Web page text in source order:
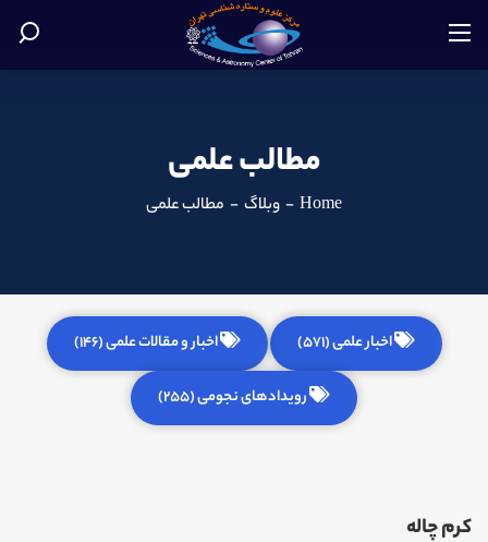
مطالب علمی
Home
- وبلاگ - مطالب علمی
اخبار علمی (571) اخبار و مقالات علمی (146)
رویدادهای نجومی (255)
کرم چاله